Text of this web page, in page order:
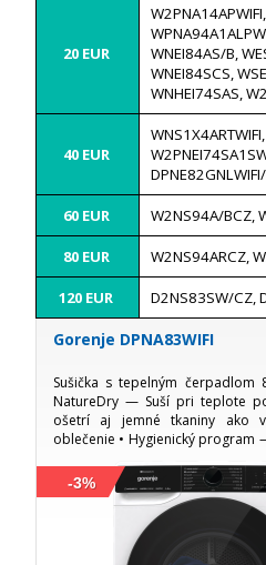
20 EUR
WNEI84AS/B,
WNEI84SCS,
WNHEI74SAS,
40 EUR
60 EUR W2NS94A/BCZ,
80 EUR W2NS94ARCZ,
120 EUR D2NS83SW/CZ,
Gorenje DPNA83WIFI
Sušička s tepelným čerpadlom
NatureDry — Suší pri teplote
ošetrí aj jemné tkaniny ako
oblečenie • Hygienický program
-3%